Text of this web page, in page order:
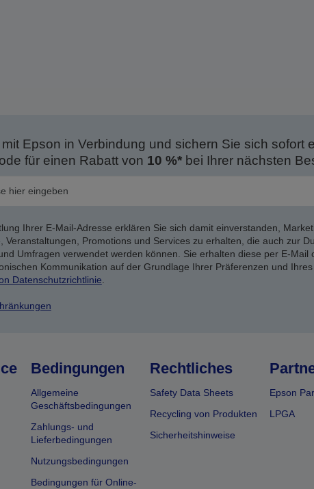
Epson in Verbindung und sichern Sie sich sofort
für einen Rabatt von 10 %*bei Ihrer nächsten
Ihrer E-Mail-Adresse erklären Sie sich damit einverstanden,
Veranstaltungen, Promotions und Services zu erhalten, die auch zur
Umfragen verwendet werden können. Sie erhalten diese per E-Mail
Kommunikation auf der Grundlage Ihrer Präferenzen und
Datenschutzrichtlinie
Bedingungen
Allgemeine
Geschäftsbedingungen
Zahlungs- und
Lieferbedingungen
Nutzungsbedingungen
Bedingungen für Online-
Rechtliches
Safety Data Sheets
Recycling von Produkten
Sicherheitshinweise
Epson
LPGA